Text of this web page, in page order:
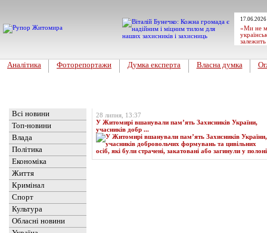
«Ми не
Аналітика Фоторепортажи Думка експерта Власна думка
Всі новини
Топ-новини
Влада
Політика
Економіка
Життя
Кримінал
Спорт
Культура
Обласні новини
28 липня, 13:37
У Житомирі вшанували пам’ять Захисників України,
учасників добр ...